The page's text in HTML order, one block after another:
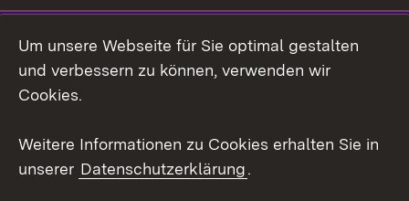
Social Wall
Youtube
Kontakt
Datenschutz
Um unsere Webseite für Sie optimal gestalten
und verbessern zu können, verwenden wir
Cookies.
Weitere Informationen zu Cookies erhalten Sie in
unserer Datenschutzerklärung.